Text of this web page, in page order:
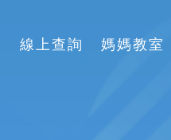
線上查詢 媽媽教室